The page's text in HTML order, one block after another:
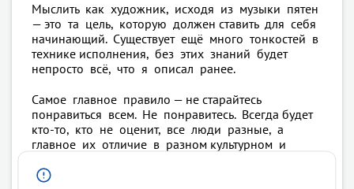
Мыслить как художник, исходя из музыки пятен
— это та цель, которую должен ставить для себя
начинающий. Существует ещё много тонкостей в
технике исполнения, без этих знаний будет
непросто всё, что я описал ранее.
Самое главное правило — не старайтесь
понравиться всем. Не понравитесь. Всегда будет
кто-то, кто не оценит, все люди разные, а
главное их отличие в разном культурном и
делающий шаг навстречу.